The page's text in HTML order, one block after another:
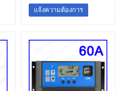
แจ้งความต้องการ